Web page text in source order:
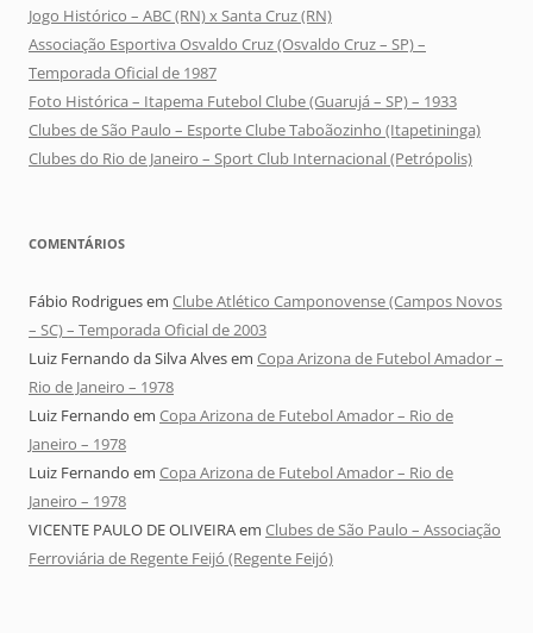
Jogo Histórico – ABC (RN) x Santa Cruz (RN)
Associação Esportiva Osvaldo Cruz (Osvaldo Cruz – SP) –
Temporada Oficial de 1987
Foto Histórica – Itapema Futebol Clube (Guarujá – SP) – 1933
Clubes de São Paulo – Esporte Clube Taboãozinho (Itapetininga)
Clubes do Rio de Janeiro – Sport Club Internacional (Petrópolis)
COMENTÁRIOS
Fábio Rodriguesem Clube Atlético Camponovense (Campos Novos
– SC) – Temporada Oficial de 2003
Luiz Fernando da Silva Alvesem Copa Arizona de Futebol Amador –
Rio de Janeiro – 1978
Luiz Fernando em Copa Arizona de Futebol Amador – Rio de
Janeiro – 1978
Luiz Fernando em Copa Arizona de Futebol Amador – Rio de
Janeiro – 1978
VICENTE PAULO DE OLIVEIRAem Clubes de São Paulo – Associação
Ferroviária de Regente Feijó (Regente Feijó)